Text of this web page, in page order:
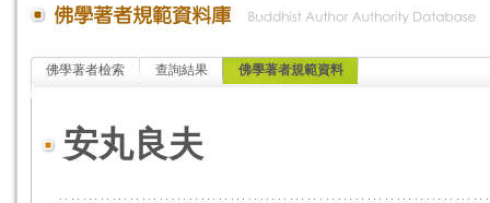
佛學著者檢索 查詢結果 佛學著者規範資料
安丸良夫